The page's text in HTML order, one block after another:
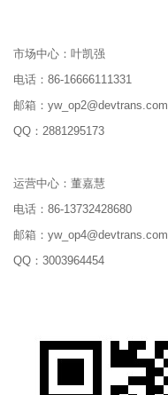
市场中心： 叶凯强
电话： 86-16666111331
邮箱： yw_op2@devtrans.com
QQ： 2881295173
运营中心： 董嘉慧
电话： 86-13732428680
邮箱： yw_op4@devtrans.com
QQ： 3003964454